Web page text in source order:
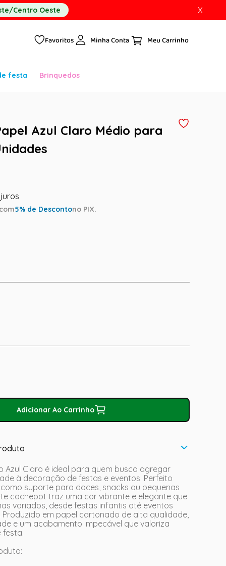
Centro Oeste X
Favoritos Minha Conta
festa Brinquedos
Azul Claro Médio para
com5% de Descontono PIX.
Adicionar Ao Carrinho
Azul Claro é ideal para quem busca agregar
à decoração de festas e eventos. Perfeito
suporte para doces, snacks ou pequenas
cachepot traz uma cor vibrante e elegante que
variados, desde festas infantis até eventos
Produzido em papel cartonado de alta qualidade,
e um acabamento impecável que valoriza
festa.